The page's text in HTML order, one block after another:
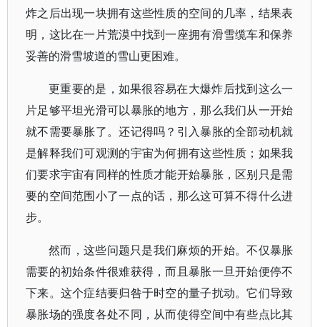
炸之后出现一块拥有这些性质的空间的几率，结果表
明，这比在一片荒漠中找到一座拥有滑雪缆车和保养
妥善的滑雪坡道的雪山更困难。
更重要的是，如果很容易在大爆炸后找到这么一
片足够平坦光滑可以暴胀的地方，那么我们从一开始
就不需要暴胀了。还记得吗？引入暴胀的全部动机就
是解释我们可观测的宇宙为何拥有这些性质；如果我
们要求宇宙有同样的性质才能开始暴胀，区别只是需
要的空间范围小了一点的话，那么这可算不得什么进
步。
然而，这些问题只是我们麻烦的开始。不仅暴胀
需要的初始条件很难获得，而且暴胀一旦开始便停不
下来。这个症结要归咎于时空的量子扰动。它们导致
暴胀场的强度各处不同，从而使得空间中有些点比其